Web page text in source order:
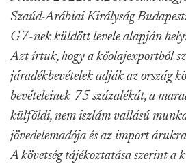
Szaúd-Arábiai Királyság
G7-nek küldött levele alapján
Azt írtuk, hogy a kőolajexportból
járadékbevételek adják az ország
bevételeinek 75 százalékát, a
külföldi, nem iszlám vallású
jövedelemadója és az import
A követség tájékoztatása szerint a